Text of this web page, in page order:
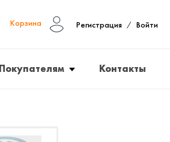
Корзина Регистрация / Войти
Покупателям Контакты